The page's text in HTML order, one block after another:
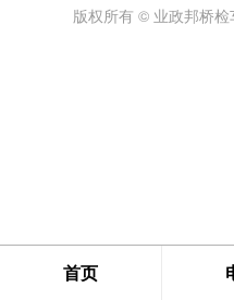
版权所有 © 业政邦桥
首页